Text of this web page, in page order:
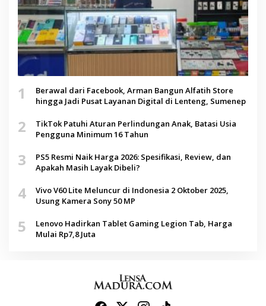
1
Berawal dari Facebook, Arman Bangun Alfatih Store
hingga Jadi Pusat Layanan Digital di Lenteng, Sumenep
2
TikTok Patuhi Aturan Perlindungan Anak, Batasi Usia
Pengguna Minimum 16 Tahun
3
PS5 Resmi Naik Harga 2026: Spesifikasi, Review, dan
Apakah Masih Layak Dibeli?
4
Vivo V60 Lite Meluncur di Indonesia 2 Oktober 2025,
Usung Kamera Sony 50 MP
5
Lenovo Hadirkan Tablet Gaming Legion Tab, Harga
Mulai Rp7,8 Juta